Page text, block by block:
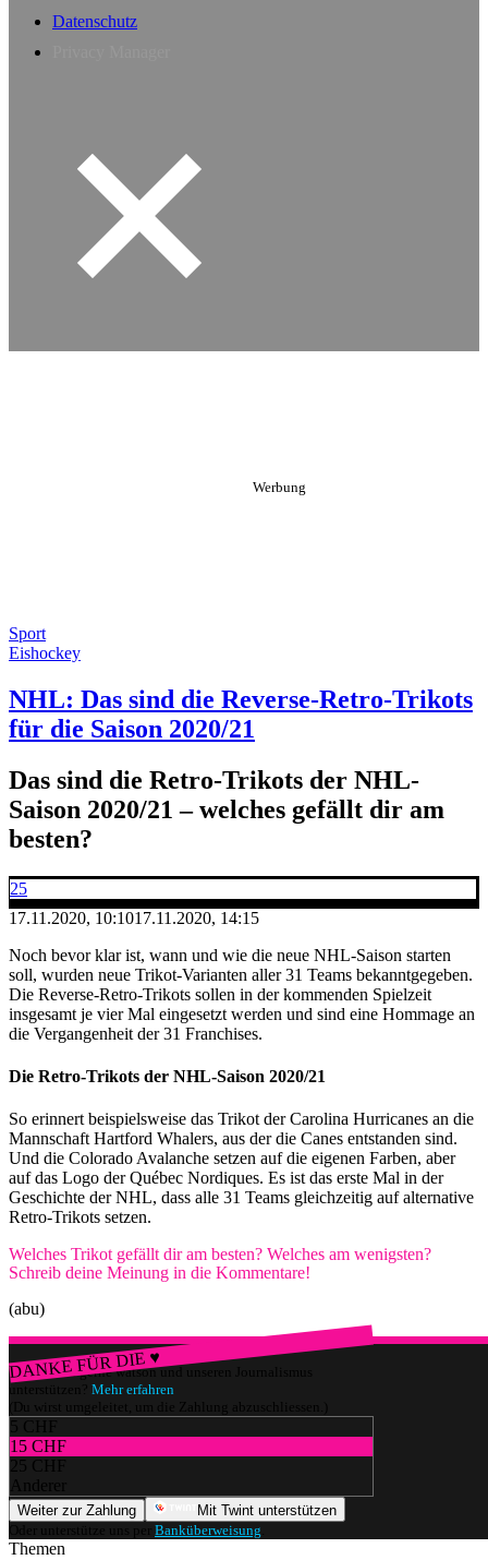
Datenschutz
Sport
Eishockey
NHL: Das sind die Reverse-Retro-Trikots
für die Saison 2020/21
Das sind die Retro-Trikots der NHL-
Saison 2020/21 – welches gefällt dir am
besten?
25
17.11.2020, 10:1017.11.2020, 14:15
Noch bevor klar ist, wann und wie die neue NHL-Saison starten
soll, wurden neue Trikot-Varianten aller 31 Teams bekanntgegeben.
Die Reverse-Retro-Trikots sollen in der kommenden Spielzeit
insgesamt je vier Mal eingesetzt werden und sind eine Hommage an
die Vergangenheit der 31 Franchises.
Die Retro-Trikots der NHL-Saison 2020/21
So erinnert beispielsweise das Trikot der Carolina Hurricanes an die
Mannschaft Hartford Whalers, aus der die Canes entstanden sind.
Und die Colorado Avalanche setzen auf die eigenen Farben, aber
auf das Logo der Québec Nordiques. Es ist das erste Mal in der
Geschichte der NHL, dass alle 31 Teams gleichzeitig auf alternative
Retro-Trikots setzen.
Welches Trikot gefällt dir am besten? Welches am wenigsten?
Schreib deine Meinung in die Kommentare!
(abu)
DANKE FÜR DIE ♥
Würdest du gerne watson und unseren Journalismus
unterstützen? Mehr erfahren
(Du wirst umgeleitet, um die Zahlung abzuschliessen.)
5 CHF
15 CHF
25 CHF
Anderer
Weiter zur Zahlung
Mit Twint unterstützen
Oder unterstütze uns per Banküberweisung
Themen